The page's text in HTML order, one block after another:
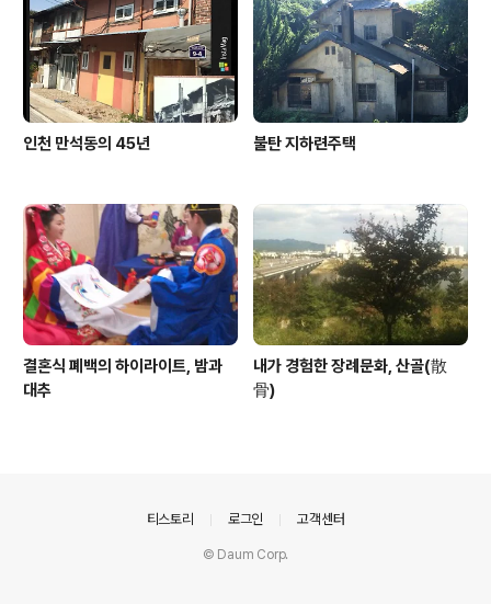
인천 만석동의 45년 불탄 지하련주택
결혼식 폐백의 하이라이트, 밤과
대추
내가 경험한 장례문화, 산골(散
骨)
티스토리 로그인 고객센터
© Daum Corp.